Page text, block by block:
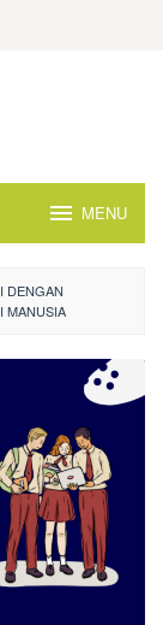
MENU
DENGAN
MANUSIA